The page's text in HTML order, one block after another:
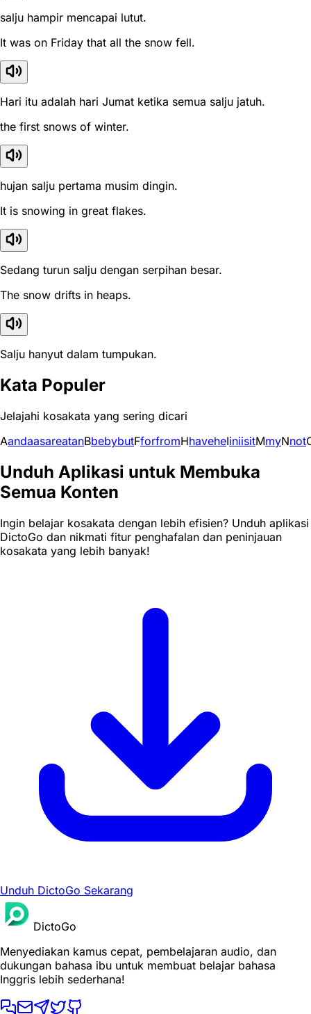
salju hampir mencapai lutut.
It was on Friday that all the snow fell.
Hari itu adalah hari Jumat ketika semua salju jatuh.
the first snows of winter.
hujan salju pertama musim dingin.
It is snowing in great flakes.
Sedang turun salju dengan serpihan besar.
The snow drifts in heaps.
Salju hanyut dalam tumpukan.
Kata Populer
Jelajahi kosakata yang sering dicari
AandaasareatanBbebybutFforfromHhaveheIiniisitMmyNnot
Unduh Aplikasi untuk Membuka
Semua Konten
Ingin belajar kosakata dengan lebih efisien? Unduh aplikasi
DictoGo dan nikmati fitur penghafalan dan peninjauan
kosakata yang lebih banyak!
Unduh DictoGo Sekarang
DictoGo
Menyediakan kamus cepat, pembelajaran audio, dan
dukungan bahasa ibu untuk membuat belajar bahasa
Inggris lebih sederhana!